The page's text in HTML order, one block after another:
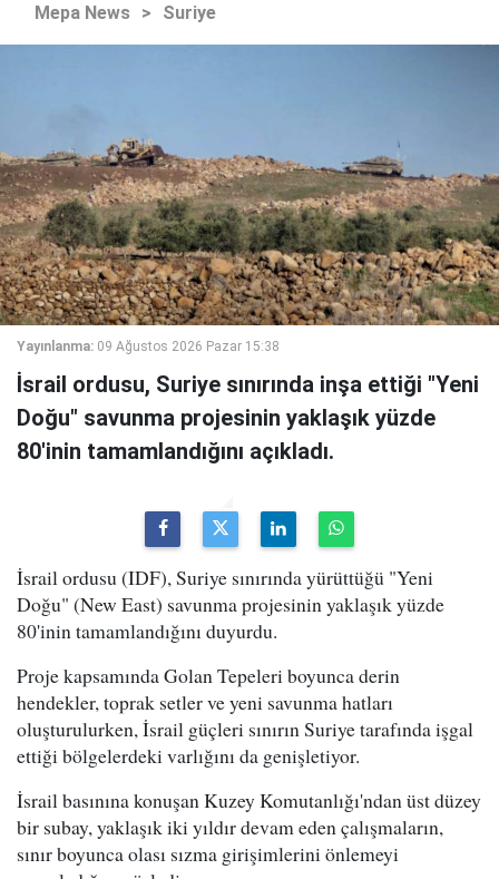
Mepa News > Suriye
Yayınlanma: 09 Ağustos 2026 Pazar 15:38
İsrail ordusu, Suriye sınırında inşa ettiği "Yeni
Doğu" savunma projesinin yaklaşık yüzde
80'inin tamamlandığını açıkladı.
İsrail ordusu (IDF), Suriye sınırında yürüttüğü "Yeni
Doğu" (New East) savunma projesinin yaklaşık yüzde
80'inin tamamlandığını duyurdu.
Proje kapsamında Golan Tepeleri boyunca derin
hendekler, toprak setler ve yeni savunma hatları
oluşturulurken, İsrail güçleri sınırın Suriye tarafında işgal
ettiği bölgelerdeki varlığını da genişletiyor.
İsrail basınına konuşan Kuzey Komutanlığı'ndan üst düzey
bir subay, yaklaşık iki yıldır devam eden çalışmaların,
sınır boyunca olası sızma girişimlerini önlemeyi